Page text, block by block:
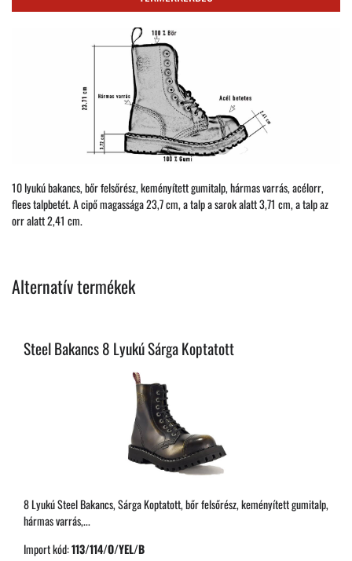
10 lyukú bakancs, bőr felsőrész, keményített gumitalp, hármas varrás, acélorr,
flees talpbetét. A cipő magassága 23,7 cm, a talp a sarok alatt 3,71 cm, a talp az
orr alatt 2,41 cm.
Alternatív termékek
Steel Bakancs 8 Lyukú Sárga Koptatott
8 Lyukú Steel Bakancs, Sárga Koptatott, bőr felsőrész, keményített gumitalp,
hármas varrás,...
Import kód:113/114/O/YEL/B